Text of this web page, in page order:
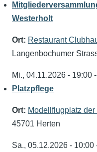
Westerholt
Ort: Restaurant
Langenbochumer
Mi., 04.11.2026 - 19:00 -
Platzpflege
Ort: Modellflugplatz der
45701 Herten
Sa., 05.12.2026 - 10:00